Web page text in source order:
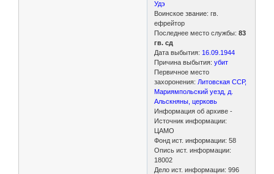
Удэ
Воинское звание: гв.
ефрейтор
Последнее место службы:83
гв. сд
Дата выбытия: 16.09.1944
Причина выбытия: убит
Первичное место
захоронения: Литовская ССР,
Мариямпольский уезд, д.
Альскняны, церковь
Информация об архиве -
Источник информации:
ЦАМО
Фонд ист. информации: 58
Опись ист. информации:
18002
Дело ист. информации: 996